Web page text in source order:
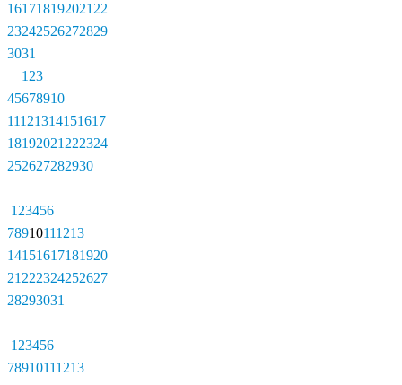
161718192021 22
23242526272829
3031
1 23
45678910
11121314151617
18192021 222324
252627282930
1 23456
78910111213
14151617181920
21 222324252627
28293031
1 23456
78910111213